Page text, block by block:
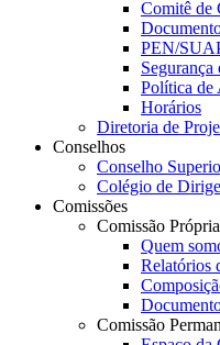
Comitê de
PEN/
Política de
Horários
Diretoria de
Conselhos
Conselho
Colégio de
Comissões
Comissão
Quem
Relatórios
Comissão